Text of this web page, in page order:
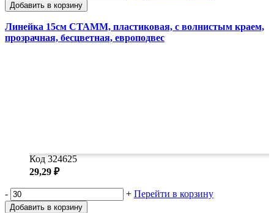
Добавить в корзину
Линейка 15см СТАММ, пластиковая, с волнистым краем,
прозрачная, бесцветная, европодвес
Код 324625
29,29 ₽
- + Перейти в корзину
Добавить в корзину